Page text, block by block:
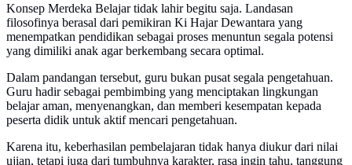
Konsep Merdeka Belajar tidak lahir begitu saja. Landasan
filosofinya berasal dari pemikiran Ki Hajar Dewantara yang
menempatkan pendidikan sebagai proses menuntun segala potensi
yang dimiliki anak agar berkembang secara optimal.
Dalam pandangan tersebut, guru bukan pusat segala pengetahuan.
Guru hadir sebagai pembimbing yang menciptakan lingkungan
belajar aman, menyenangkan, dan memberi kesempatan kepada
peserta didik untuk aktif mencari pengetahuan.
Karena itu, keberhasilan pembelajaran tidak hanya diukur dari nilai
ujian, tetapi juga dari tumbuhnya karakter, rasa ingin tahu, tanggung